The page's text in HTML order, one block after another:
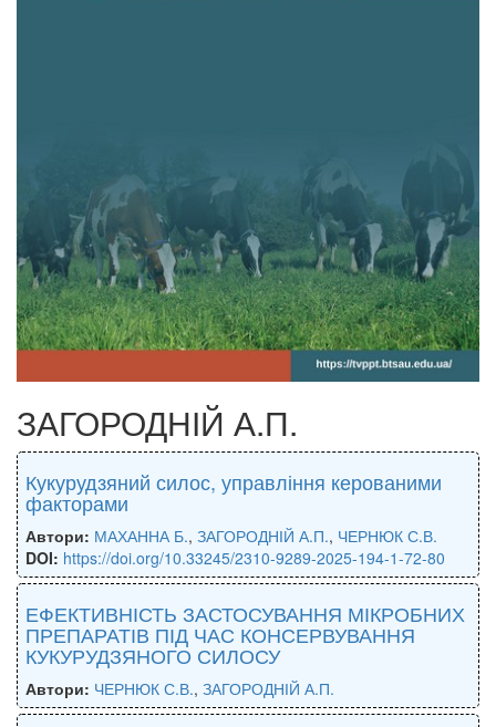
ЗАГОРОДНІЙ А.П.
Кукурудзяний силос, управління керованими
факторами
Автори: МАХАННА Б., ЗАГОРОДНІЙ А.П., ЧЕРНЮК С.В.
DOI: https://doi.org/10.33245/2310-9289-2025-194-1-72-80
ЕФЕКТИВНІСТЬ ЗАСТОСУВАННЯ МІКРОБНИХ
ПРЕПАРАТІВ ПІД ЧАС КОНСЕРВУВАННЯ
КУКУРУДЗЯНОГО СИЛОСУ
Автори: ЧЕРНЮК С.В., ЗАГОРОДНІЙ А.П.